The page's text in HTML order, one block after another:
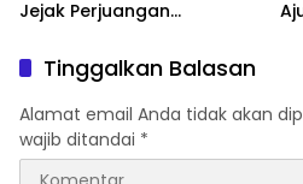
Jejak Perjuangan
Wabup Takalar: Apresiasi
Bahwa Sejarah Adalah
Warisan yang Tak Ternilai”.
Tinggalkan Balasan
Alamat email Anda tidak akan
wajib ditandai *